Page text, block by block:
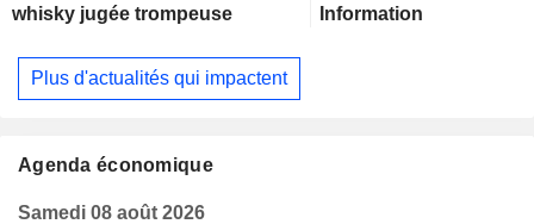
whisky jugée trompeuse
Information
Plus d'actualités qui impactent
Agenda économique
Samedi 08 août 2026